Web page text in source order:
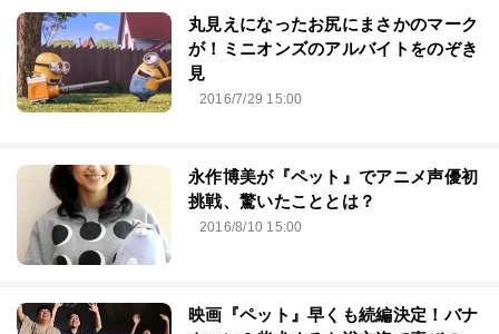
丸見えになったお尻にまさかのマーク
が！ミニオンズのアルバイトをのぞき
見
2016/7/29 15:00
永作博美が『ペット』でアニメ声優初
挑戦、驚いたこととは？
2016/8/10 15:00
映画『ペット』早くも続編決定！バナ